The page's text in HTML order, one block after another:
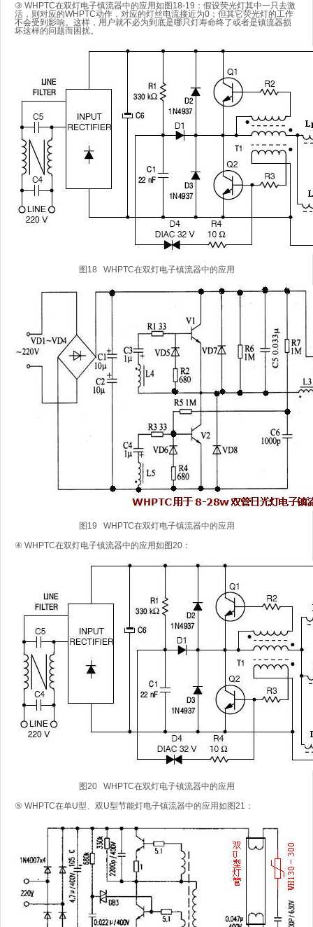
③ WHPTC在双灯电子镇流器中的应用如图18-19：假设荧光灯其中一只去激
活，则对应的WHPTC动作，对应的灯丝电流接近为0；但其它荧光灯的工作
不会受到影响。这样，用户就不必为到底是哪只灯寿命终了或者是镇流器损
坏这样的问题而困扰。
图18 WHPTC在双灯电子镇流器中的应用
图19 WHPTC在双灯电子镇流器中的应用
④ WHPTC在双灯电子镇流器中的应用如图20：
图20 WHPTC在双灯电子镇流器中的应用
⑤ WHPTC在单U型、双U型节能灯电子镇流器中的应用如图21：